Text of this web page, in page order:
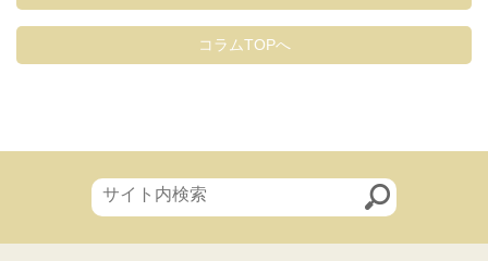
コラムTOPへ